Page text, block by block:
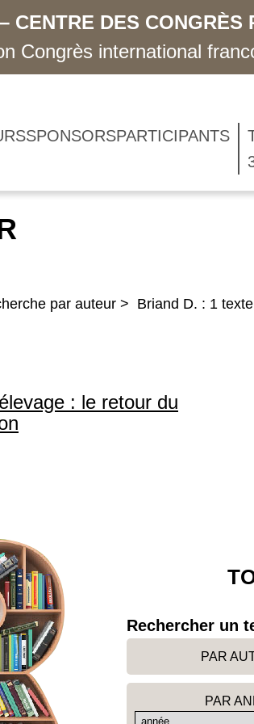
CENTRE DES CONGRÈS
Congrès international
SPONSORSPARTICIPANTS
par auteur > Briand D. : 1
: le retour du
Rechercher un
PAR
PAR